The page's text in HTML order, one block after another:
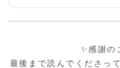
✨感謝の
最後まで読んでくださっ